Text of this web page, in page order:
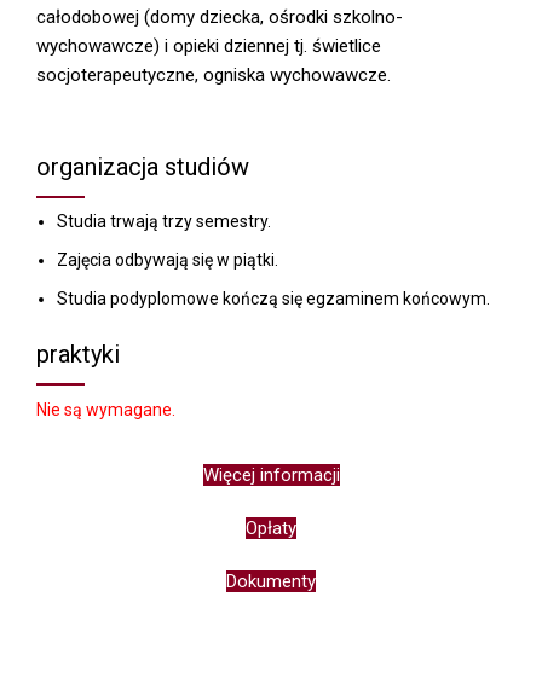
całodobowej (domy dziecka, ośrodki szkolno-
wychowawcze) i opieki dziennej tj. świetlice
socjoterapeutyczne, ogniska wychowawcze.
organizacja studiów
Studia trwają trzy semestry.
Zajęcia odbywają się w piątki.
Studia podyplomowe kończą się egzaminem końcowym.
praktyki
Nie są wymagane.
Więcej informacji
Opłaty
Dokumenty